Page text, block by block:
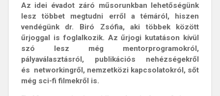
Az idei évadot záró műsorunkban lehetőségünk
lesz többet megtudni erről a témáról, hiszen
vendégünk dr. Biró Zsófia, aki többek között
űrjoggal is foglalkozik. Az űrjogi kutatáson kívül
szó lesz még mentorprogramokról,
pályaválasztásról, publikációs nehézségekről
és networkingről, nemzetközi kapcsolatokról, sőt
még sci-fi filmekről is.